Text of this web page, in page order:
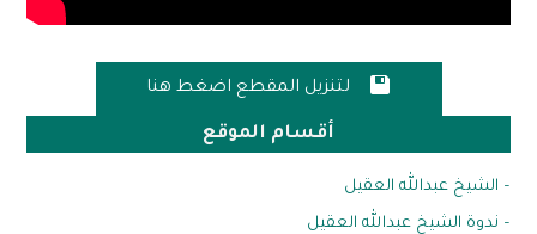
 لتنزيل المقطع اضغط هنا
أقسام الموقع
– الشيخ عبدالله العقيل
– ندوة الشيخ عبدالله العقيل